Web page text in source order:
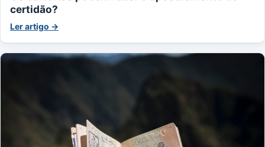
certidão?
Ler artigo →